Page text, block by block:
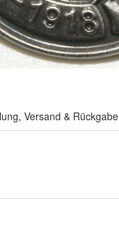
Versand & Rückgabe